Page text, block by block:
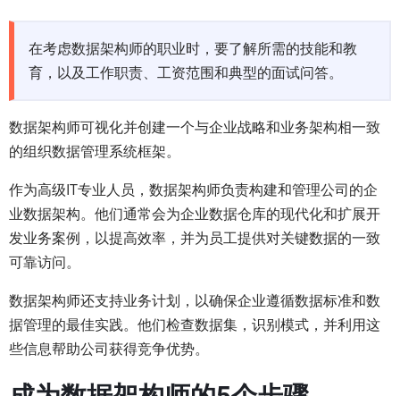
在考虑数据架构师的职业时，要了解所需的技能和教
育，以及工作职责、工资范围和典型的面试问答。
数据架构师可视化并创建一个与企业战略和业务架构相一致
的组织数据管理系统框架。
作为高级IT专业人员，数据架构师负责构建和管理公司的企
业数据架构。他们通常会为企业数据仓库的现代化和扩展开
发业务案例，以提高效率，并为员工提供对关键数据的一致
可靠访问。
数据架构师还支持业务计划，以确保企业遵循数据标准和数
据管理的最佳实践。他们检查数据集，识别模式，并利用这
些信息帮助公司获得竞争优势。